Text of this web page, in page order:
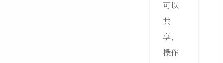
可以
共
享，
操作